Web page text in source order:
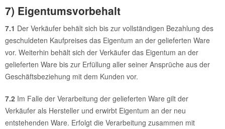
7) Eigentumsvorbehalt
7.1 Der Verkäufer behält sich bis zur vollständigen Bezahlung des
geschuldeten Kaufpreises das Eigentum an der gelieferten Ware
vor. Weiterhin behält sich der Verkäufer das Eigentum an der
gelieferten Ware bis zur Erfüllung aller seiner Ansprüche aus der
Geschäftsbeziehung mit dem Kunden vor.
7.2 Im Falle der Verarbeitung der gelieferten Ware gilt der
Verkäufer als Hersteller und erwirbt Eigentum an der neu
entstehenden Ware. Erfolgt die Verarbeitung zusammen mit